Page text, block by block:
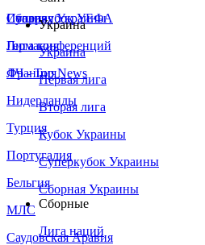
Сборная Украины
Италия
Германия
Франция
Нидерланды
Турция
Португалия
Бельгия
МЛС
Саудовская Аравия
Суперкубок УЕФА
Лига конференций
ЛЧ - Top News
Украина
Украина
Первая лига
Вторая лига
Кубок Украины
Суперкубок Украины
Сборная Украины
Сборные
Лига наций